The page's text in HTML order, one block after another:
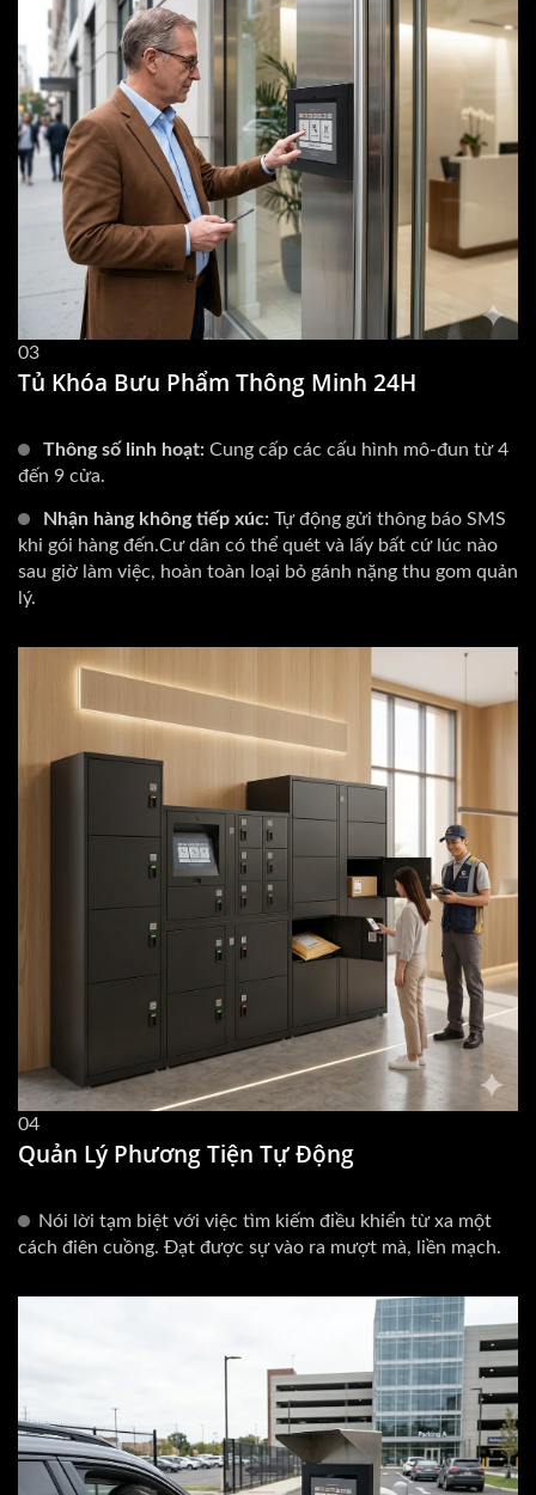
03
Tủ Khóa Bưu Phẩm Thông Minh 24H
Thông số linh hoạt: Cung cấp các cấu hình mô-đun từ 4
đến 9 cửa.
Nhận hàng không tiếp xúc: Tự động gửi thông báo SMS
khi gói hàng đến.Cư dân có thể quét và lấy bất cứ lúc nào
sau giờ làm việc, hoàn toàn loại bỏ gánh nặng thu gom quản
lý.
04
Quản Lý Phương Tiện Tự Động
Nói lời tạm biệt với việc tìm kiếm điều khiển từ xa một
cách điên cuồng. Đạt được sự vào ra mượt mà, liền mạch.